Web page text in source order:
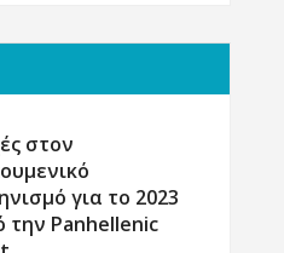
στον
για το 2023
την Panhellenic